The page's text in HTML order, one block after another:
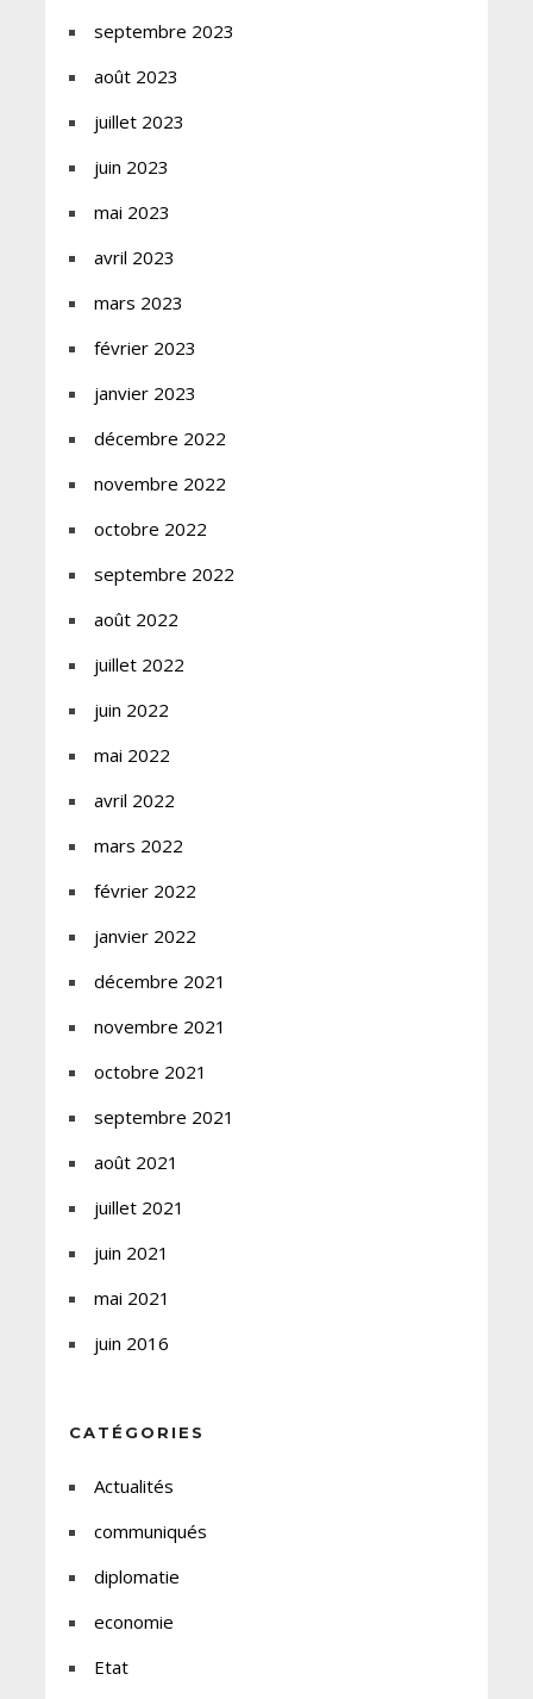
septembre 2023
août 2023
juillet 2023
juin 2023
mai 2023
avril 2023
mars 2023
février 2023
janvier 2023
décembre 2022
novembre 2022
octobre 2022
septembre 2022
août 2022
juillet 2022
juin 2022
mai 2022
avril 2022
mars 2022
février 2022
janvier 2022
décembre 2021
novembre 2021
octobre 2021
septembre 2021
août 2021
juillet 2021
juin 2021
mai 2021
juin 2016
CATÉGORIES
Actualités
communiqués
diplomatie
economie
Etat